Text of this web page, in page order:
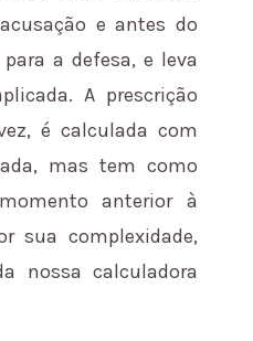
e antes do
a defesa, e leva
A prescrição
é calculada com
mas tem como
anterior à
sua complexidade,
nossa calculadora